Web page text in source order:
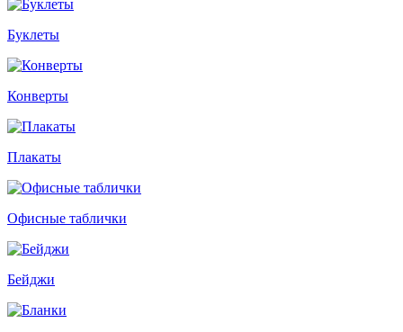
Буклеты
Конверты
Плакаты
Офисные таблички
Бейджи